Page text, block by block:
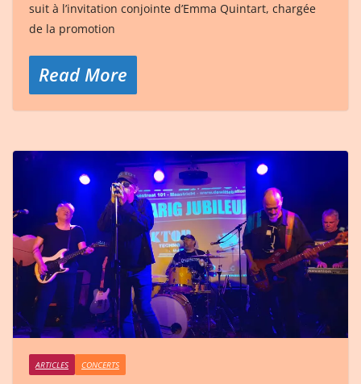
suit à l’invitation conjointe d’Emma Quintart, chargée
de la promotion
Read More
ARTICLES CONCERTS